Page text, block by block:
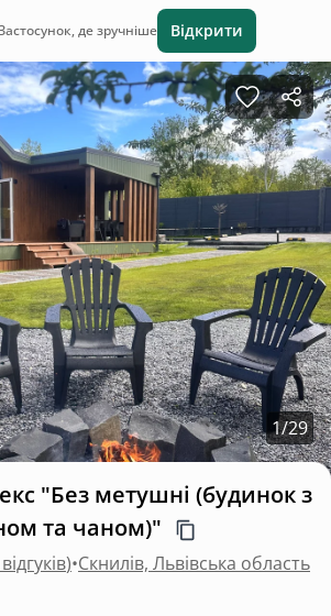
де зручніше Відкрити
1/29
"Без метушні (будинок з
та чаном)"
)•Скнилів, Львівська область